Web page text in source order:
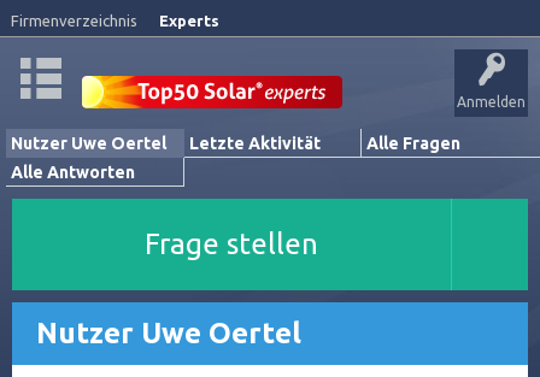
Firmenverzeichnis Experts
Anmelden
Nutzer Uwe Oertel Letzte Aktivität
Alle Fragen
Alle Antworten
Frage stellen
Nutzer Uwe Oertel